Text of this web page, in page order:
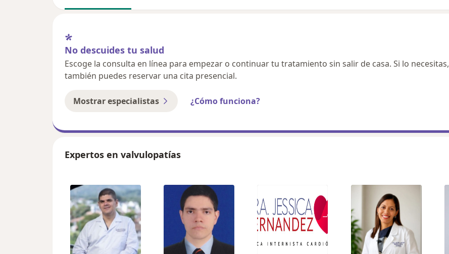
No descuides tu salud
Escoge la consulta en línea para empezar o continuar tu tratamiento sin salir de casa. Si lo necesitas,
también puedes reservar una cita presencial.
Mostrar especialistas ¿Cómo funciona?
Expertos en valvulopatías